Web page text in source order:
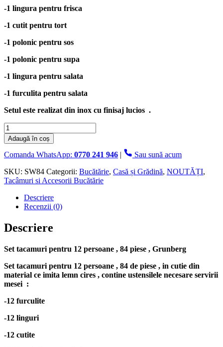
-1 lingura pentru frisca
-1 cutit pentru tort
-1 polonic pentru sos
-1 polonic pentru supa
-1 lingura pentru salata
-1 furculita pentru salata
Setul este realizat din inox cu finisaj lucios .
Cantitate
Set
tacamuri
84
inox,
pentru
pers.,
Grunberg
Adaugă în coș
Comanda WhatsApp: 0770 241 946 |
Sau sună acum
SKU: SW84 Categorii: Bucătărie, Casă și Grădină, NOUTĂȚI,
Tacâmuri si Accesorii Bucătărie
Descriere
Recenzii (0)
Descriere
Set tacamuri pentru 12 persoane , 84 piese , Grunberg
Set tacamuri pentru 12 persoane , 84 de piese , in cutie din
material ce imita lemn cires , contine ustensilele necesare servirii
mesei :
-12 furculite
-12 linguri
-12 cutite